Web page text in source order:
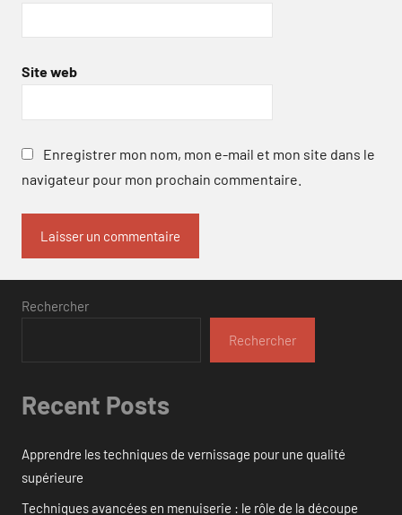
Site web
Enregistrer mon nom, mon e-mail et mon site dans le
navigateur pour mon prochain commentaire.
Rechercher
Rechercher
Recent Posts
Apprendre les techniques de vernissage pour une qualité
supérieure
Techniques avancées en menuiserie : le rôle de la découpe